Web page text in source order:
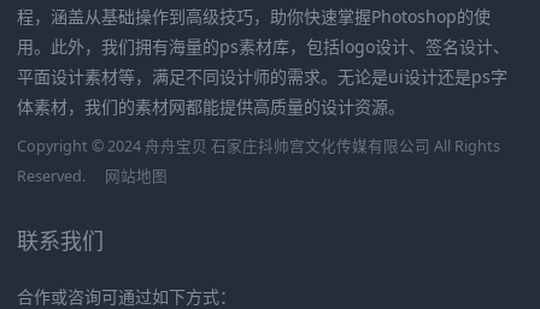
程，涵盖从基础操作到高级技巧，助你快速掌握Photoshop的使
用。此外，我们拥有海量的ps素材库，包括logo设计、签名设计、
平面设计素材等，满足不同设计师的需求。无论是ui设计还是ps字
体素材，我们的素材网都能提供高质量的设计资源。
Copyright © 2024 舟舟宝贝 石家庄抖帅宫文化传媒有限公司 All Rights
Reserved.
网站地图
联系我们
合作或咨询可通过如下方式：